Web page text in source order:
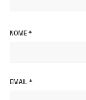
NOME*
EMAIL*